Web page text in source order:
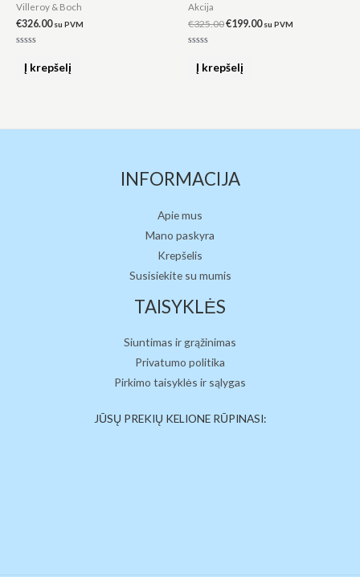
Villeroy & Boch
€326.00 su PVM
Į krepšelį
Akcija
€325.00€199.00 su PVM
Į krepšelį
INFORMACIJA
Apie mus
Mano paskyra
Krepšelis
Susisiekite su mumis
TAISYKLĖS
Siuntimas ir grąžinimas
Privatumo politika
Pirkimo taisyklės ir sąlygas
JŪSŲ PREKIŲ KELIONE RŪPINASI: